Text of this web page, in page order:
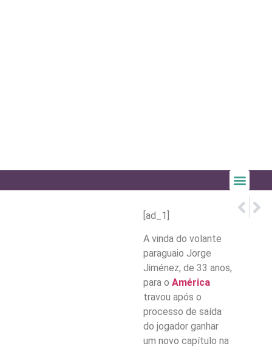
[ad_1]
A vinda do volante
paraguaio Jorge
Jiménez, de 33 anos,
para oAmérica
travou após o
processo de saída
do jogador ganhar
um novo capítulo na